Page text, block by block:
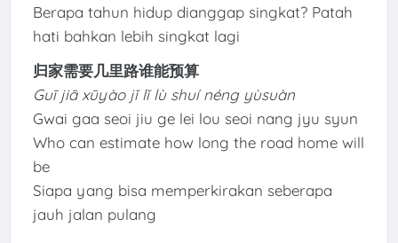
Berapa tahun hidup dianggap singkat? Patah
hati bahkan lebih singkat lagi
归家需要几里路谁能预算
Guī jiā xūyào jǐ lǐ lù shuí néng yùsuàn
Gwai gaa seoi jiu ge lei lou seoi nang jyu syun
Who can estimate how long the road home will
be
Siapa yang bisa memperkirakan seberapa
jauh jalan pulang